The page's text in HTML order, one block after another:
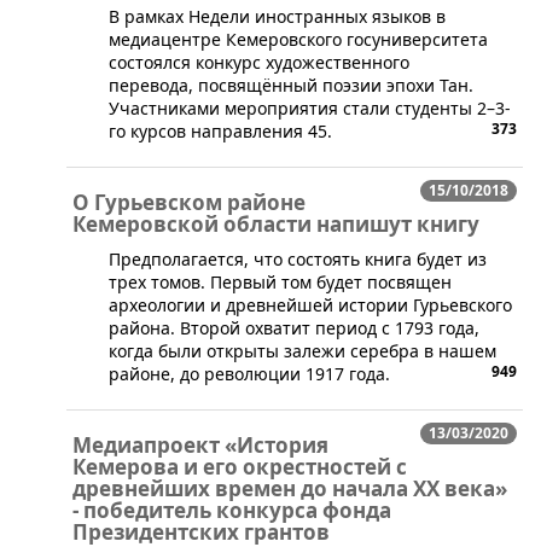
​​В рамках Недели иностранных языков в
медиацентре Кемеровского госуниверситета
состоялся конкурс художественного
перевода, посвящённый поэзии эпохи Тан.
Участниками мероприятия стали студенты 2–3-
го курсов направления 45.
373
15/10/2018
О Гурьевском районе
Кемеровской области напишут книгу
​Предполагается, что состоять книга будет из
трех томов. Первый том будет посвящен
археологии и древнейшей истории Гурьевского
района. Второй охватит период с 1793 года,
когда были открыты залежи серебра в нашем
районе, до революции 1917 года.
949
13/03/2020
Медиапроект «История
Кемерова и его окрестностей с
древнейших времен до начала XX века»
- победитель конкурса фонда
Президентских грантов